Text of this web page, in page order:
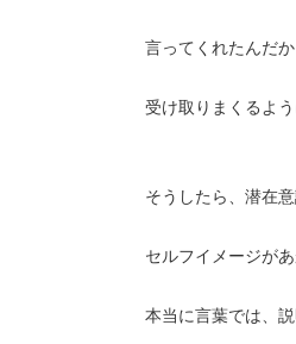
言ってくれたんだ
受け取りまくるよう
そうしたら、潜在
セルフイメージがあ
本当に言葉では、